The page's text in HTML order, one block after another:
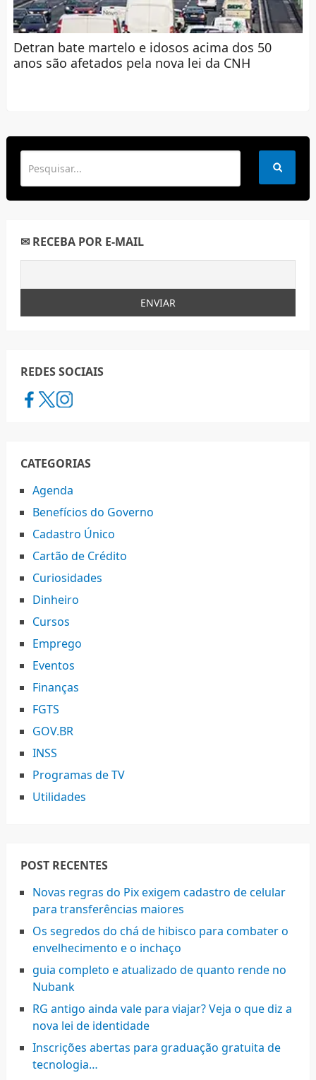
Detran bate martelo e idosos acima dos 50
anos são afetados pela nova lei da CNH
✉ RECEBA POR E-MAIL
REDES SOCIAIS
CATEGORIAS
Agenda
Benefícios do Governo
Cadastro Único
Cartão de Crédito
Curiosidades
Dinheiro
Cursos
Emprego
Eventos
Finanças
FGTS
GOV.BR
INSS
Programas de TV
Utilidades
POST RECENTES
Novas regras do Pix exigem cadastro de celular
para transferências maiores
Os segredos do chá de hibisco para combater o
envelhecimento e o inchaço
guia completo e atualizado de quanto rende no
Nubank
RG antigo ainda vale para viajar? Veja o que diz a
nova lei de identidade
Inscrições abertas para graduação gratuita de
tecnologia…